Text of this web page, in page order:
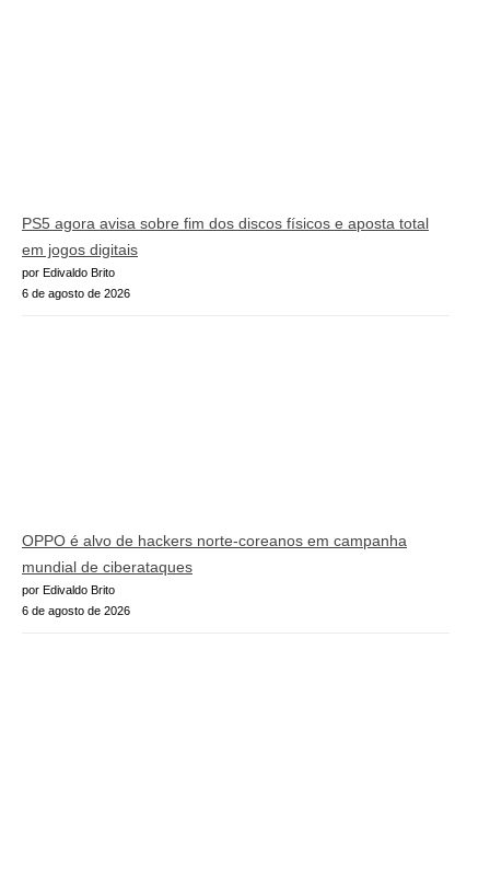
PS5 agora avisa sobre fim dos discos físicos e aposta total
em jogos digitais
por Edivaldo Brito
6 de agosto de 2026
OPPO é alvo de hackers norte-coreanos em campanha
mundial de ciberataques
por Edivaldo Brito
6 de agosto de 2026